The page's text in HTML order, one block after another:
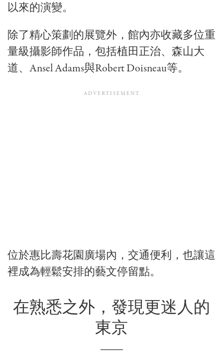
以來的演變。
除了精心策劃的展覽外，館內亦收藏多位重
量級攝影師作品，包括植田正治、 森山大
道、 Ansel Adams與Robert Doisneau等。
位於惠比壽花園廣場內，交通便利，也讓這
裡成為輕鬆安排的藝文停留點。
在熟悉之外，發現更迷人的
東京